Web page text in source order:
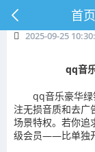
首页
2025-09-25
qq音
qq音乐豪华绿
注无损音质和去广
场景特权。若你追
级会员——比单独